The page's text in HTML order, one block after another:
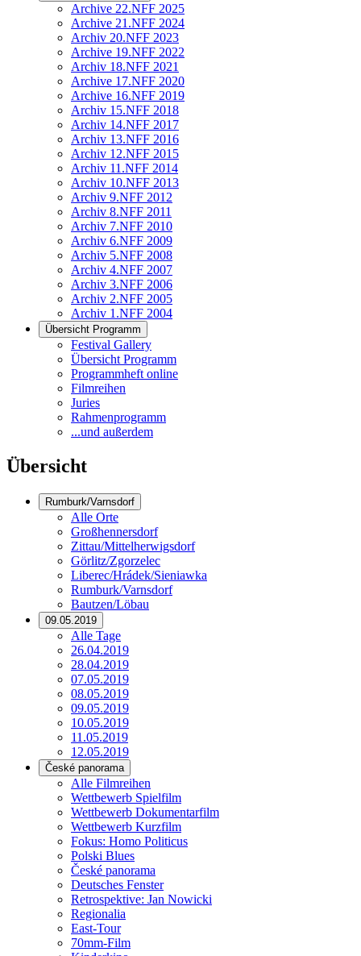
Archive 22.NFF 2025
Archive 21.NFF 2024
Archiv 20.NFF 2023
Archive 19.NFF 2022
Archiv 18.NFF 2021
Archive 17.NFF 2020
Archive 16.NFF 2019
Archiv 15.NFF 2018
Archiv 14.NFF 2017
Archiv 13.NFF 2016
Archiv 12.NFF 2015
Archiv 11.NFF 2014
Archiv 10.NFF 2013
Archiv 9.NFF 2012
Archiv 8.NFF 2011
Archiv 7.NFF 2010
Archiv 6.NFF 2009
Archiv 5.NFF 2008
Archiv 4.NFF 2007
Archiv 3.NFF 2006
Archiv 2.NFF 2005
Archiv 1.NFF 2004
Übersicht Programm
Festival Gallery
Übersicht Programm
Programmheft online
Filmreihen
Juries
Rahmenprogramm
...und außerdem
Übersicht
Rumburk/Varnsdorf
Alle Orte
Großhennersdorf
Zittau/Mittelherwigsdorf
Görlitz/Zgorzelec
Liberec/Hrádek/Sieniawka
Rumburk/Varnsdorf
Bautzen/Löbau
09.05.2019
Alle Tage
26.04.2019
28.04.2019
07.05.2019
08.05.2019
09.05.2019
10.05.2019
11.05.2019
12.05.2019
České panorama
Alle Filmreihen
Wettbewerb Spielfilm
Wettbewerb Dokumentarfilm
Wettbewerb Kurzfilm
Fokus: Homo Politicus
Polski Blues
České panorama
Deutsches Fenster
Retrospektive: Jan Nowicki
Regionalia
East-Tour
70mm-Film